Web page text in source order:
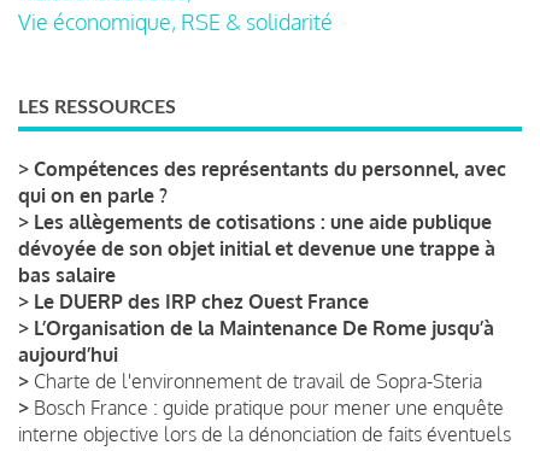
Vie économique, RSE & solidarité
LES RESSOURCES
> Compétences des représentants du personnel, avec
qui on en parle ?
> Les allègements de cotisations : une aide publique
dévoyée de son objet initial et devenue une trappe à
bas salaire
> Le DUERP des IRP chez Ouest France
> L’Organisation de la Maintenance De Rome jusqu’à
aujourd’hui
> Charte de l'environnement de travail de Sopra-Steria
> Bosch France : guide pratique pour mener une enquête
interne objective lors de la dénonciation de faits éventuels